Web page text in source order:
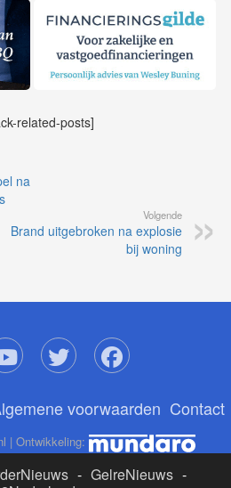
related-posts]
na
Volgende
Brand uitgebroken na explosie
bij woning
voorwaarden Contact
| Ontwikkeling:
- GelreNieuws -